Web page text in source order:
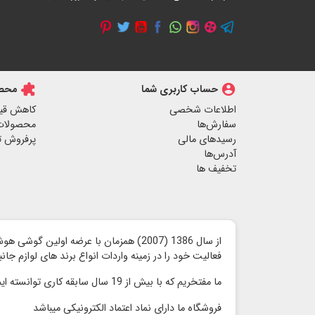
account_circle حساب کاربری شما
اطلاعات شخصی
سفارش‌ها
رسیدهای مالی
آدرس‌ها
تخفیف ها
extension
کاهش
پرفروش
از سال 1386 (2007) همزمان با عرضه اولین گوشی هوشمند آیفون توسط شرکت اپل ،
فعالیت خود را در زمینه واردات انواع برند های لوازم
ما مفتخریم که با بیش از 19 سال سابقه کاری توانسته ایم محصولات با کیفیت را با قیمت مناسب و رقابتی بدون واسطه به مشتریان گرامی ارائه کنیم
فروشگاه ما دارای نماد اعتماد الكترونیكی میباشد